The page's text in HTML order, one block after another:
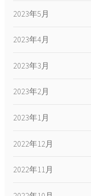
2023年5月
2023年4月
2023年3月
2023年2月
2023年1月
2022年12月
2022年11月